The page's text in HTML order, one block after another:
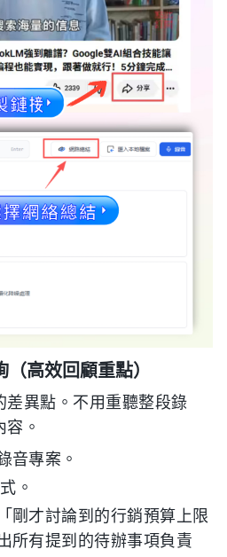
高效回顧重點）
差異點。不用重聽整段錄
。
音專案。
。
剛才討論到的行銷預算上限
所有提到的待辦事項負責